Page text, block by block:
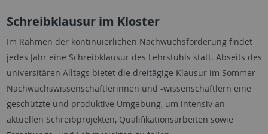
Schreibklausur im Kloster
Im Rahmen der kontinuierlichen Nachwuchsförderung findet
jedes Jahr eine Schreibklausur des Lehrstuhls statt. Abseits des
universitären Alltags bietet die dreitägige Klausur im Sommer
Nachwuchswissenschaftlerinnen und -wissenschaftlern eine
geschützte und produktive Umgebung, um intensiv an
aktuellen Schreibprojekten, Qualifikationsarbeiten sowie